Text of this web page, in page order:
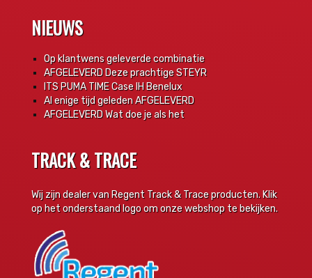
NIEUWS
Op klantwens geleverde combinatie
AFGELEVERD Deze prachtige STEYR
ITS PUMA TIME Case IH Benelux
Al enige tijd geleden AFGELEVERD
AFGELEVERD Wat doe je als het
TRACK & TRACE
Wij zijn dealer van Regent Track & Trace producten. Klik
op het onderstaand logo om onze webshop te bekijken.